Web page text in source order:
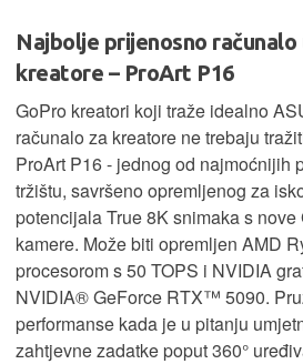
Najbolje prijenosno računalo
kreatore – ProArt P16
GoPro kreatori koji traže idealno
računalo za kreatore ne trebaju
ProArt P16 - jednog od najmoćnijih
tržištu, savršeno opremljenog za
potencijala True 8K snimaka s
kamere. Može biti opremljen AMD
procesorom s 50 TOPS i NVIDIA
NVIDIA® GeForce RTX™ 5090.
performanse kada je u pitanju
zahtjevne zadatke poput 360°